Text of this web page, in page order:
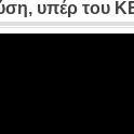
υπέρ του